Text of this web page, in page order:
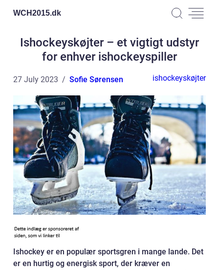
WCH2015.dk
Ishockeyskøjter – et vigtigt udstyr
for enhver ishockeyspiller
27 July 2023 Sofie Sørensen ishockeyskøjter
Ishockey er en populær sportsgren i mange lande. Det
er en hurtig og energisk sport, der kræver en